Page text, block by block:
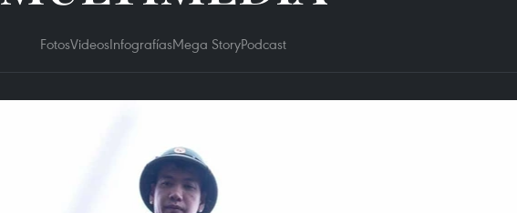
FotosVideosInfografíasMega StoryPodcast